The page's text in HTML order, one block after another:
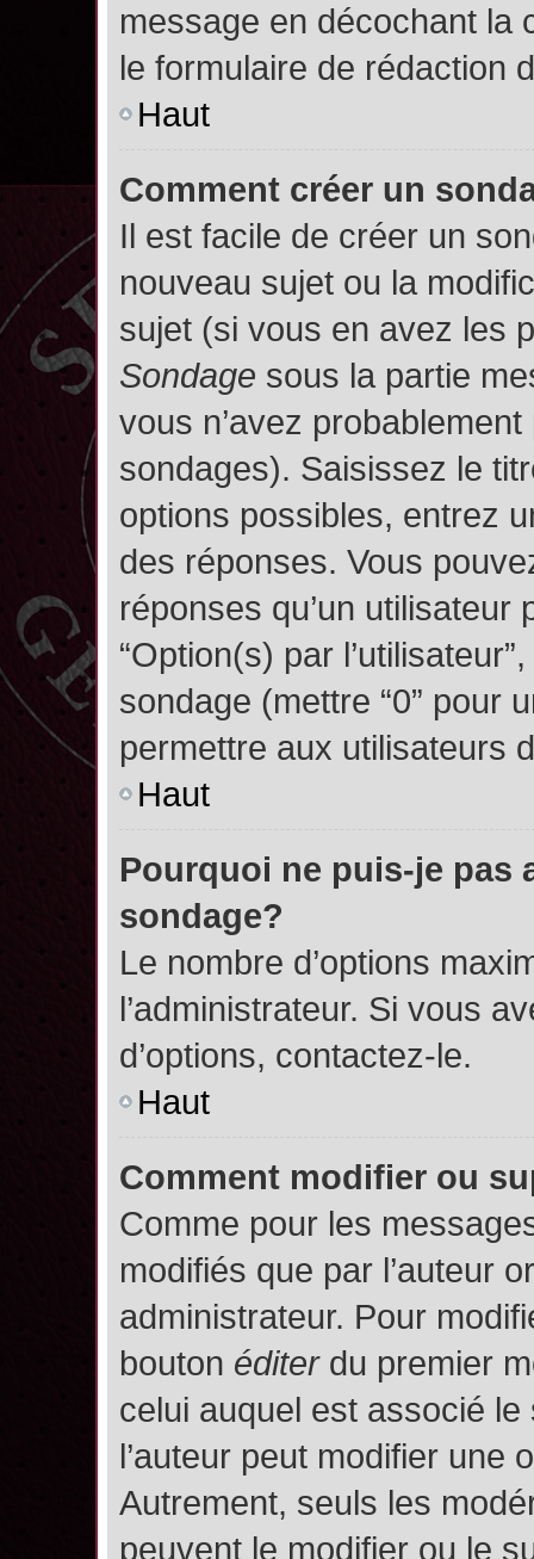
message en décochant la
le formulaire de rédaction
Haut
Comment créer un
Il est facile de créer un
nouveau sujet ou la
sujet (si vous en avez les
Sondage sous la partie
vous n’avez
sondages). Saisissez le
options possibles, entrez
des réponses. Vous
réponses qu’un
“Option(s) par
sondage (mettre “0” pour
permettre aux utilisateurs
Haut
Pourquoi ne puis-je pas
sondage?
Le nombre d’options
l’administrateur. Si vous
d’options, contactez-le.
Haut
Comment modifier ou
Comme pour les
modifiés que par l’auteur
administrateur. Pour
bouton éditerdu premier
celui auquel est associé le
l’auteur peut modifier une
Autrement, seuls les
peuvent le modifier ou le